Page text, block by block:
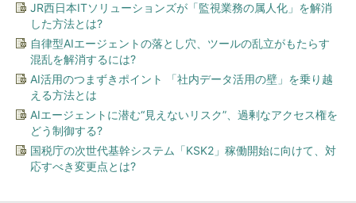
JR西日本ITソリューションズが「監視業務の属人化」を解消
した方法とは?
自律型AIエージェントの落とし穴、ツールの乱立がもたらす
混乱を解消するには?
AI活用のつまずきポイント 「社内データ活用の壁」を乗り越
える方法とは
AIエージェントに潜む“見えないリスク”、過剰なアクセス権を
どう制御する?
国税庁の次世代基幹システム「KSK2」稼働開始に向けて、対
応すべき変更点とは?